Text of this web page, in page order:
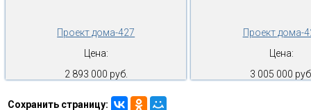
Проект дома-427
Цена:
2 893 000 руб.
Проект дома-
Цена:
3 005 000
Сохранить страницу: